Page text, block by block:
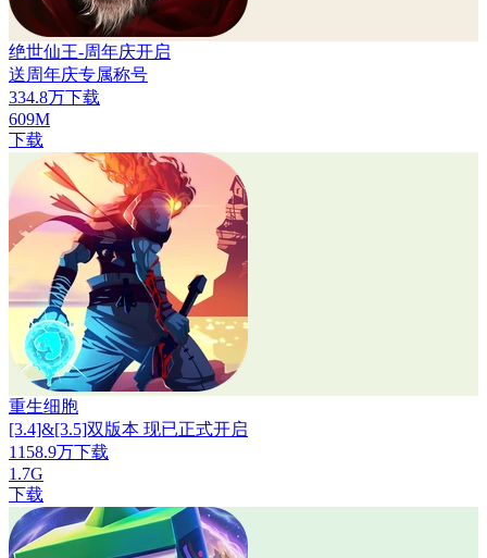
绝世仙王-周年庆开启
送周年庆专属称号
334.8万下载
609M
下载
重生细胞
[3.4]&[3.5]双版本 现已正式开启
1158.9万下载
1.7G
下载